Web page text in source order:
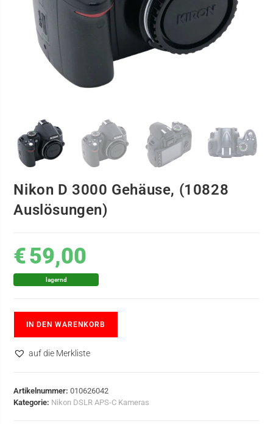
Nikon D 3000 Gehäuse, (10828
Auslösungen)
€59,00
lagernd
IN DEN WARENKORB
auf die Merkliste
Artikelnummer:010626042
Kategorie: Nikon DSLR APS-C Kameras